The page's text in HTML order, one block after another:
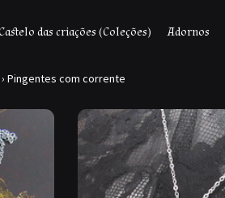
das criações (Coleções) Adornos
› Pingentes com corrente